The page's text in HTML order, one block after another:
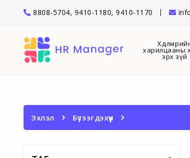
8808-5704, 9410-1180, 9410-1170
харилцааны
эрх зүй
Эхлэл Бүтээгдэхүүн